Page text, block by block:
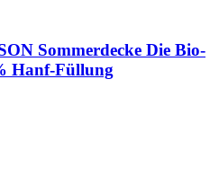
Sommerdecke Die Bio-
Hanf-Füllung